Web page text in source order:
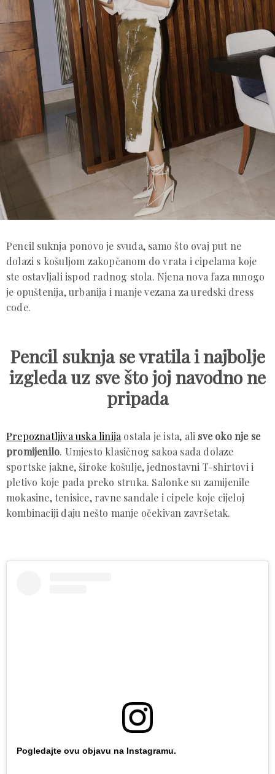
Pencil suknja ponovo je svuda, samo što ovaj put ne
dolazi s košuljom zakopčanom do vrata i cipelama koje
ste ostavljali ispod radnog stola. Njena nova faza mnogo
je opuštenija, urbanija i manje vezana za uredski dress
code.
Pencil suknja se vratila i najbolje
izgleda uz sve što joj navodno ne
pripada
Prepoznatljiva uska linija ostala je ista, ali sve oko nje se
promijenilo. Umjesto klasičnog sakoa sada dolaze
sportske jakne, široke košulje, jednostavni T-shirtovi i
pletivo koje pada preko struka. Salonke su zamijenile
mokasine, tenisice, ravne sandale i cipele koje cijeloj
kombinaciji daju nešto manje očekivan završetak.
Pogledajte ovu objavu na Instagramu.